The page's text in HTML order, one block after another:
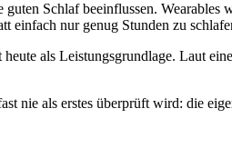
Schlaf beeinflussen. Wearables
einfach nur genug Stunden zu
als Leistungsgrundlage. Laut
nie als erstes überprüft wird: die